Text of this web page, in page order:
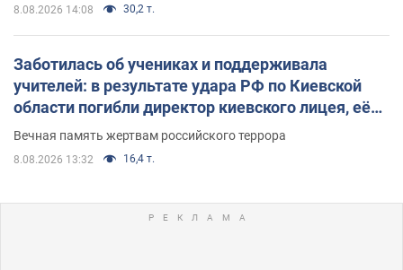
8.08.2026 14:08 30,2 т.
Заботилась об учениках и поддерживала
учителей: в результате удара РФ по Киевской
области погибли директор киевского лицея, её
муж и внук
Вечная память жертвам российского террора
8.08.2026 13:32 16,4 т.